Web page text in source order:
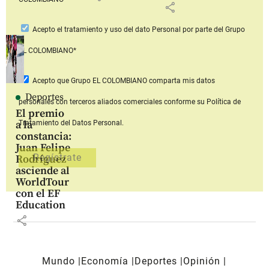
share
Deportes
El premio
a la
constancia:
Juan Felipe
Rodríguez
asciende al
WorldTour
con el EF
Education
share
Acepto el tratamiento y uso del dato Personal por parte del Grupo
EL COLOMBIANO*
Acepto que Grupo EL COLOMBIANOcomparta mis datos
personales con terceros aliados comerciales conforme su Política de
Tratamiento del Datos Personal.
Mundo Economía Deportes
Opinión